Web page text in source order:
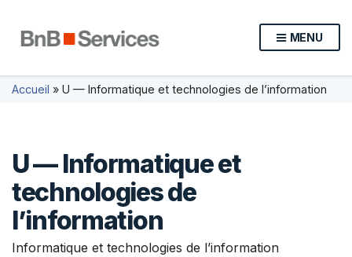
MENU
Accueil » U — Informatique et technologies de l’information
U — Informatique et
technologies de
l’information
Informatique et technologies de l’information